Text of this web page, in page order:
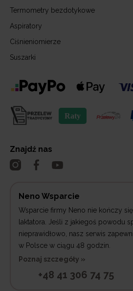
Termometry bezdotykowe
Aspiratory
Ciśnieniomierze
Suszarki
Znajdź nas
Neno Wsparcie
Wsparcie firmy Neno nie kończy
laktatora. Jeśli z jakiegoś powodu
nieprawidłowo, nasz serwis
w Polsce w ciągu 48 godzin.
Poznaj szczegóły »
+48 41 306 74 75